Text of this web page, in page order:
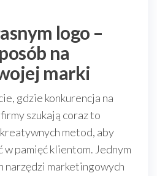
logo –
na
marki
gdzie konkurencja na
szukają coraz to
metod, aby
w pamięć klientom. Jednym
narzędzi marketingowych